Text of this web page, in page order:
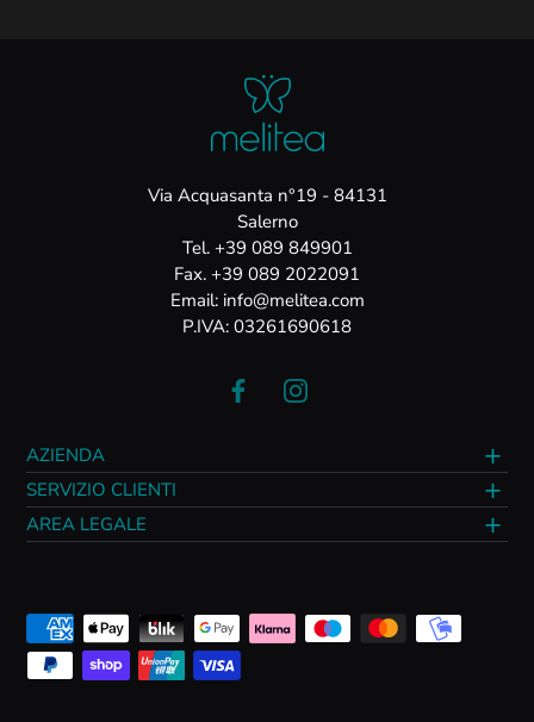
Via Acquasanta n°19 - 84131
Salerno
Tel. +39 089 849901
Fax. +39 089 2022091
Email: info@melitea.com
P.IVA: 03261690618
AZIENDA
SERVIZIO CLIENTI
AREA LEGALE